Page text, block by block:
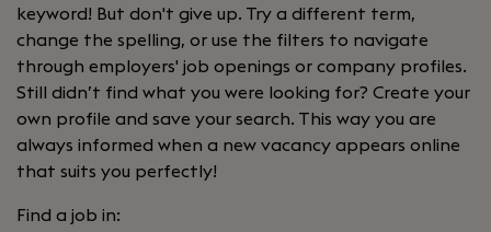
keyword! But don't give up. Try a different term,
change the spelling, or use the filters to navigate
through employers' job openings or company profiles.
Still didn’t find what you were looking for? Create your
own profile and save your search. This way you are
always informed when a new vacancy appears online
that suits you perfectly!
Find a job in: